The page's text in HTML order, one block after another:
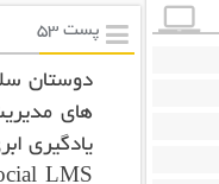
پست 53
دوستان
های